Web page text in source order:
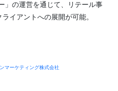
」の運営を通じて、リテール事
イアントへの展開が可能。
マーケティング株式会社